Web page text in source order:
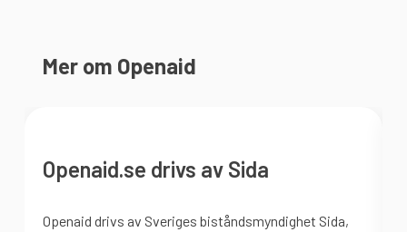
Mer om Openaid
Openaid.se drivs av Sida
Openaid drivs av Sveriges biståndsmyndighet Sida,